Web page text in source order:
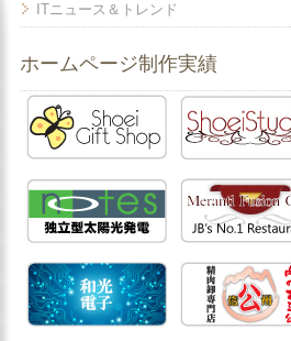
ITニュース＆トレンド
ホームページ制作実績